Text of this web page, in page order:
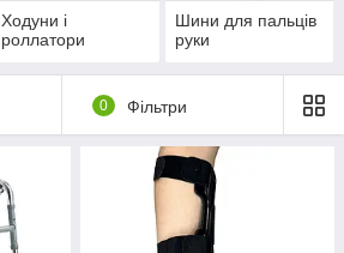
Ходуни і
роллатори
Шини для пальців
руки
0 Фільтри